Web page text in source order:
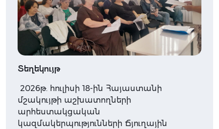
Տեղեկույթ
2026թ. հուլիսի 18-ին Հայաստանի
մշակույթի աշխատողների
արհեստակցական
կազմակերպությունների Ճյուղային